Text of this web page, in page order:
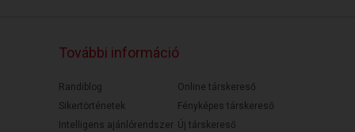
További információ
Randiblog
Sikertörténetek
Intelligens ajánlórendszer
Online társkereső
Fényképes társkereső
Új társkereső